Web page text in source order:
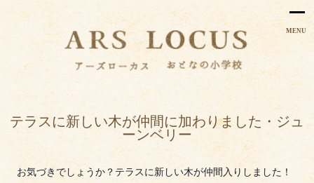
MENU
テラスに新しい木が仲間に加わりました・ジュ
ーンベリー
お気づきでしょうか？テラスに新しい木が仲間入りしました！